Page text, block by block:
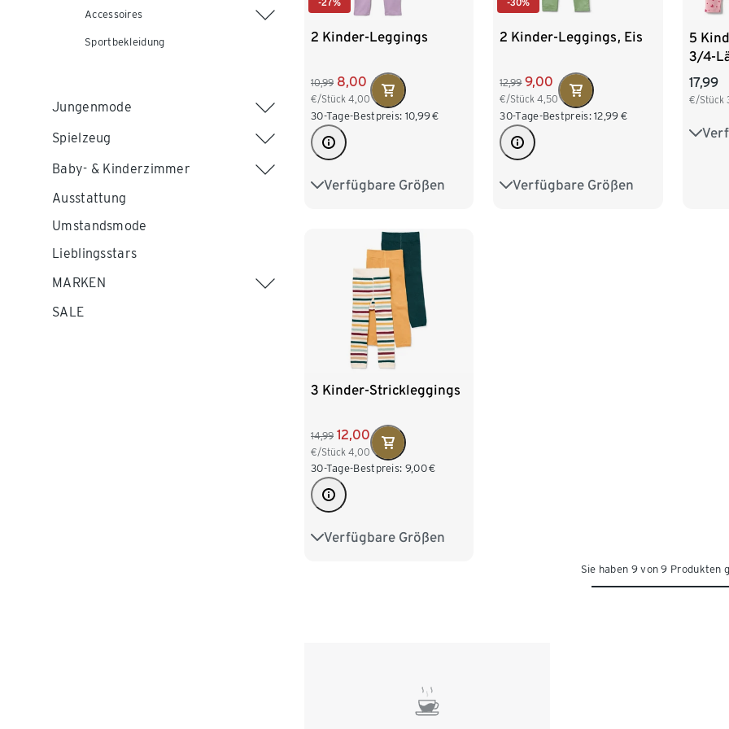
Accessoires
Sportbekleidung
Jungenmode
Spielzeug
Baby- & Kinderzimmer
Ausstattung
Umstandsmode
Lieblingsstars
MARKEN
SALE
-27%
2 Kinder-Leggings
10,99 8,00
€/Stück 4,00
30-Tage-Bestpreis: 10,99€
Verfügbare Größen
86/92 98/104
-30%
2 Kinder-Leggings, Eis
12,99 9,00
€/Stück4,50
30-Tage-Bestpreis: 12,99 €
Verfügbare Größen
86/92 98/104
5
3/4-
17,99
€/Stück
50/
3 Kinder-Strickleggings
14,99 12,00
€/Stück 4,00
30-Tage-Bestpreis: 9,00€
Verfügbare Größen
86/92 98/104
Sie haben 9 von 9 Produkten